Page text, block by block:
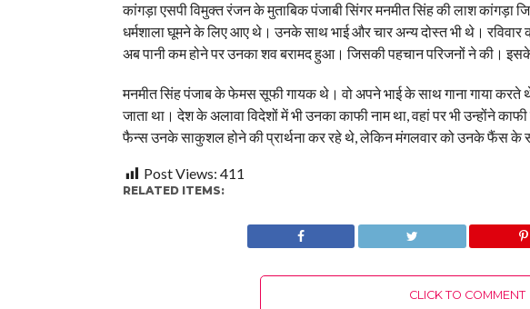
कांगड़ा एसपी विमुक्त रंजन के मुताबिक पंजाबी सिंगर मनमीत सिंह की लाश
धर्मशाला घूमने के लिए आए थे। उनके साथ भाई और चार अन्य दोस्त भी थे। रविवार
अब पानी कम होने पर उनका शव बरामद हुआ। जिसकी पहचान परिजनों ने की।
मनमीत सिंह पंजाब के फेमस सूफी गायक थे। वो अपने भाई के साथ गाना गाया
जाता था। देश के अलावा विदेशों में भी उनका काफी नाम था, वहां पर भी उन्होंने
फैन्स उनके साकुशल होने की प्रार्थना कर रहे थे, लेकिन मंगलवार को उनके फैंस के
Post Views: 411
RELATED ITEMS:
CLICK TO COMMENT